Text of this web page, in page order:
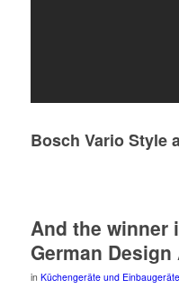
Bosch Vario Style
And the
German Design
in Küchengeräte und Einbaugeräte